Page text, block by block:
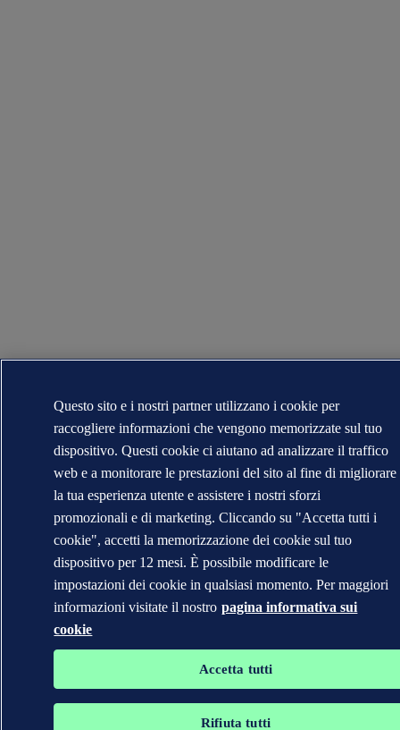
Questo sito e i nostri partner utilizzano i cookie per
raccogliere informazioni che vengono memorizzate sul tuo
dispositivo. Questi cookie ci aiutano ad analizzare il traffico
web e a monitorare le prestazioni del sito al fine di migliorare
la tua esperienza utente e assistere i nostri sforzi
promozionali e di marketing. Cliccando su "Accetta tutti i
cookie", accetti la memorizzazione dei cookie sul tuo
dispositivo per 12 mesi. È possibile modificare le
impostazioni dei cookie in qualsiasi momento. Per maggiori
informazioni visitate il nostro pagina informativa sui
cookie
Accetta tutti
Rifiuta tutti